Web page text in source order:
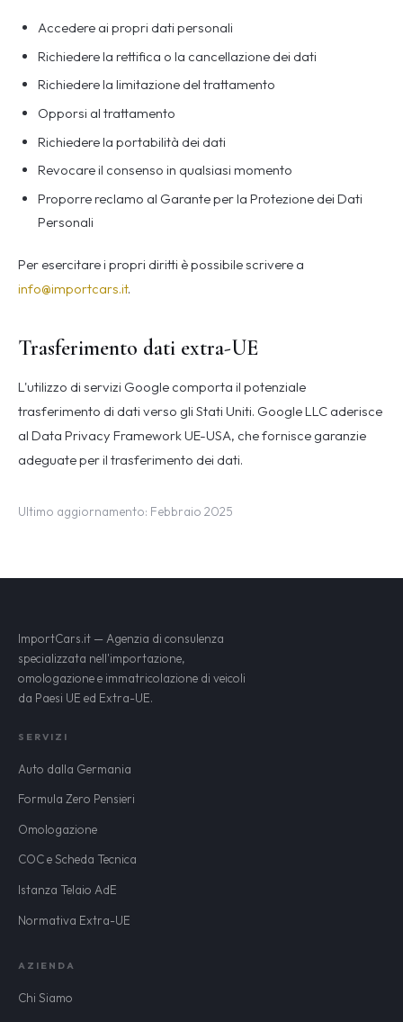
Accedere ai propri dati personali
Richiedere la rettifica o la cancellazione dei dati
Richiedere la limitazione del trattamento
Opporsi al trattamento
Richiedere la portabilità dei dati
Revocare il consenso in qualsiasi momento
Proporre reclamo al Garante per la Protezione dei Dati
Personali
Per esercitare i propri diritti è possibile scrivere a
info@importcars.it.
Trasferimento dati extra-UE
L'utilizzo di servizi Google comporta il potenziale
trasferimento di dati verso gli Stati Uniti. Google LLC aderisce
al Data Privacy Framework UE-USA, che fornisce garanzie
adeguate per il trasferimento dei dati.
Ultimo aggiornamento: Febbraio 2025
ImportCars.it — Agenzia di consulenza
specializzata nell'importazione,
omologazione e immatricolazione di veicoli
da Paesi UE ed Extra-UE.
SERVIZI
Auto dalla Germania
Formula Zero Pensieri
Omologazione
COC e Scheda Tecnica
Istanza Telaio AdE
Normativa Extra-UE
AZIENDA
Chi Siamo